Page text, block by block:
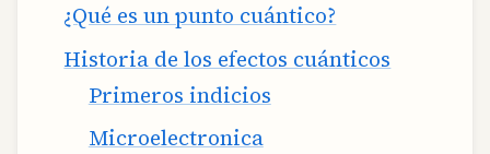
¿Qué es un punto cuántico?
Historia de los efectos cuánticos
Primeros indicios
Microelectronica